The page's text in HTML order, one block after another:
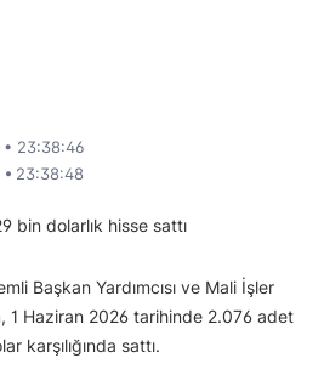
• 23:38:46
23:38:48
bin dolarlık hisse sattı
Başkan Yardımcısı ve Mali İşler
1 Haziran 2026 tarihinde 2.076 adet
karşılığında sattı.